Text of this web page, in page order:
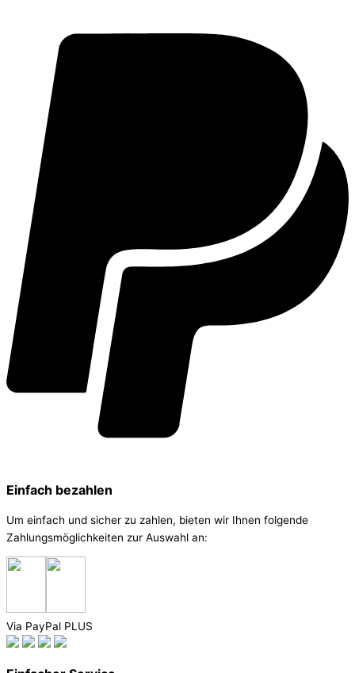
Einfach bezahlen
Um einfach und sicher zu zahlen, bieten wir Ihnen folgende
Zahlungsmöglichkeiten zur Auswahl an:
Via PayPal PLUS